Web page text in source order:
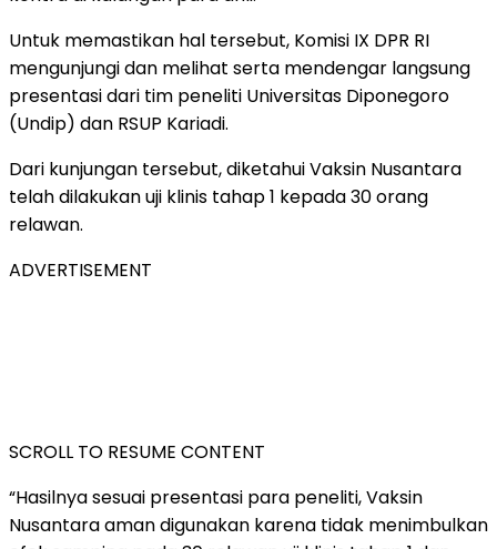
Untuk memastikan hal tersebut, Komisi IX DPR RI
mengunjungi dan melihat serta mendengar langsung
presentasi dari tim peneliti Universitas Diponegoro
(Undip) dan RSUP Kariadi.
Dari kunjungan tersebut, diketahui Vaksin Nusantara
telah dilakukan uji klinis tahap 1 kepada 30 orang
relawan.
ADVERTISEMENT
SCROLL TO RESUME CONTENT
“Hasilnya sesuai presentasi para peneliti, Vaksin
Nusantara aman digunakan karena tidak menimbulkan